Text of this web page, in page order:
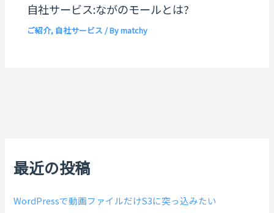
自社サービス:ながのモールとは?
ご紹介, 自社サービス / Bymatchy
最近の投稿
WordPressで動画ファイルだけS3に突っ込みたい